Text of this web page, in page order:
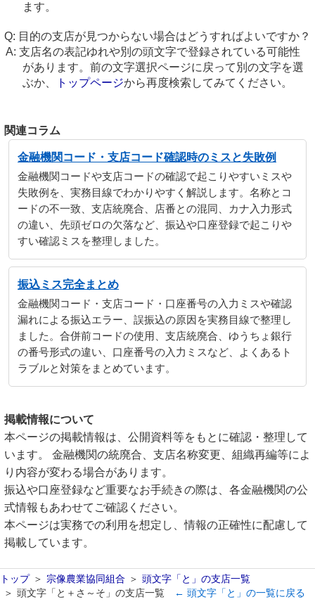
ます。
目的の支店が見つからない場合はどうすればよいですか？
支店名の表記ゆれや別の頭文字で登録されている可能性
があります。前の文字選択ページに戻って別の文字を選
ぶか、
トップページから再度検索してみてください。
関連コラム
金融機関コード・支店コード確認時のミスと失敗例
金融機関コードや支店コードの確認で起こりやすいミスや
失敗例を、実務目線でわかりやすく解説します。名称とコ
ードの不一致、支店統廃合、店番との混同、カナ入力形式
の違い、先頭ゼロの欠落など、振込や口座登録で起こりや
すい確認ミスを整理しました。
振込ミス完全まとめ
金融機関コード・支店コード・口座番号の入力ミスや確認
漏れによる振込エラー、誤振込の原因を実務目線で整理し
ました。合併前コードの使用、支店統廃合、ゆうちょ銀行
の番号形式の違い、口座番号の入力ミスなど、よくあるト
ラブルと対策をまとめています。
掲載情報について
本ページの掲載情報は、公開資料等をもとに確認・整理して
います。 金融機関の統廃合、支店名称変更、組織再編等によ
り内容が変わる場合があります。
振込や口座登録など重要なお手続きの際は、各金融機関の公
式情報もあわせてご確認ください。
本ページは実務での利用を想定し、情報の正確性に配慮して
掲載しています。
トップ 宗像農業協同組合
頭文字「と」の支店一覧
頭文字「と＋さ～そ」の支店一覧
← 頭文字「と」の一覧に戻る